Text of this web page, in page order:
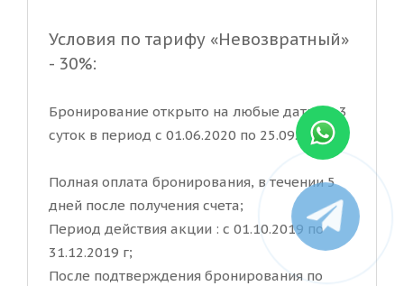
Условия по тарифу «Невозвратный»
- 30%:
Бронирование открыто на любые даты от 3
суток в период с 01.06.2020 по 25.09.2020 г.
Полная оплата бронирования, в течении 5
дней после получения счета;
Период действия акции : с 01.10.2019 по
31.12.2019 г;
После подтверждения бронирования по